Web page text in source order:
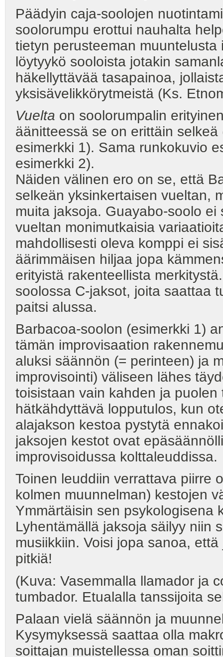
Päädyin caja-soolojen
soolorumpu erottui nauhalta
tietyn perusteeman
löytyykö sooloista jotakin
häkellyttävää tasapainoa,
yksisävelikkörytmeistä (Ks.
Vuelta on soolorumpalin
äänitteessä se on erittäin
esimerkki 1). Sama runkokuvio
esimerkki 2).
Näiden välinen ero on se, että
selkeän yksinkertaisen vueltan,
muita jaksoja. Guayabo-soolo
vueltan monimutkaisia
mahdollisesti oleva komppi ei
äärimmäisen hiljaa jopa
erityistä rakenteellista
soolossa C-jaksot, joita saattaa
paitsi alussa.
Barbacoa-soolon (esimerkki 1)
tämän improvisaation
aluksi säännön (= perinteen) ja
improvisointi) väliseen lähes
toisistaan vain kahden ja
hätkähdyttävä lopputulos, kun
alajakson kestoa pystytä
jaksojen kestot ovat
improvisoidussa kolttaleuddissa.
Toinen leuddiin verrattava piirre
kolmen muunnelman) kestojen
Ymmärtäisin sen psykologisena
Lyhentämällä jaksoja säilyy niin
musiikkiin. Voisi jopa sanoa,
pitkiä!
(Kuva: Vasemmalla llamador ja
tumbador. Etualalla tanssijoita
Palaan vielä säännön ja
Kysymyksessä saattaa olla
soittajan muistellessa oman